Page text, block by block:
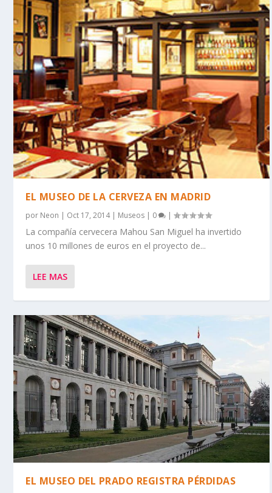
EL MUSEO DE LA CERVEZA EN MADRID
por Neon | Oct 17, 2014| Museos | 0 |
La compañía cervecera Mahou San Miguel ha invertido
unos 10 millones de euros en el proyecto de...
LEE MAS
EL MUSEO DEL PRADO REGISTRA PÉRDIDAS